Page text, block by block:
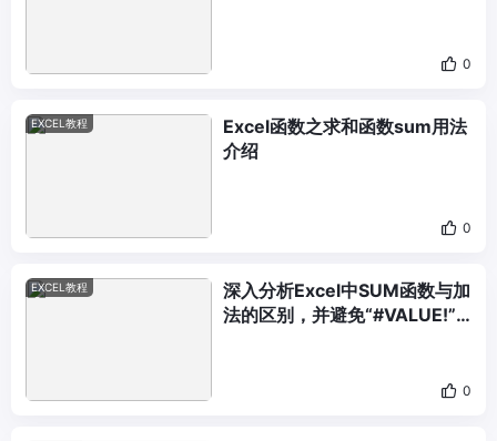
0
EXCEL教程
Excel函数之求和函数sum用法
介绍
0
EXCEL教程
深入分析Excel中SUM函数与加
法的区别，并避免“#VALUE!”
0